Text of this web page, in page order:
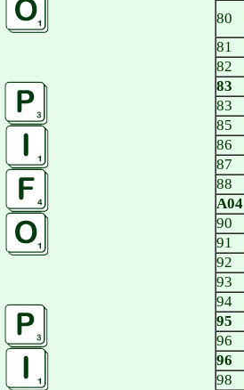
80
81
82
83
83
85
86
87
88
A04
90
91
92
93
94
95
96
96
98